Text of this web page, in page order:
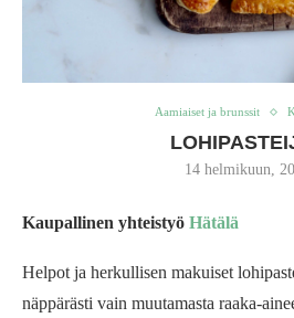
Aamiaiset ja brunssit
14 helmikuun,
Kaupallinen yhteistyö Hätälä
Helpot ja herkullisen makuiset
näppärästi vain muutamasta raaka-